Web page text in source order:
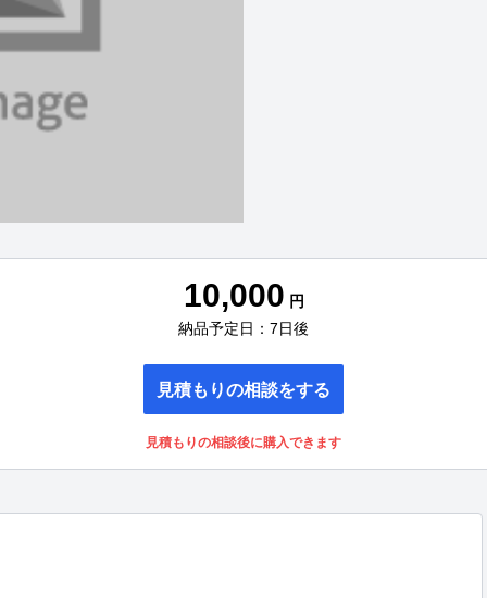
10,000 円
納品予定日：7日後
見積もりの相談をする
見積もりの相談後に購入できます